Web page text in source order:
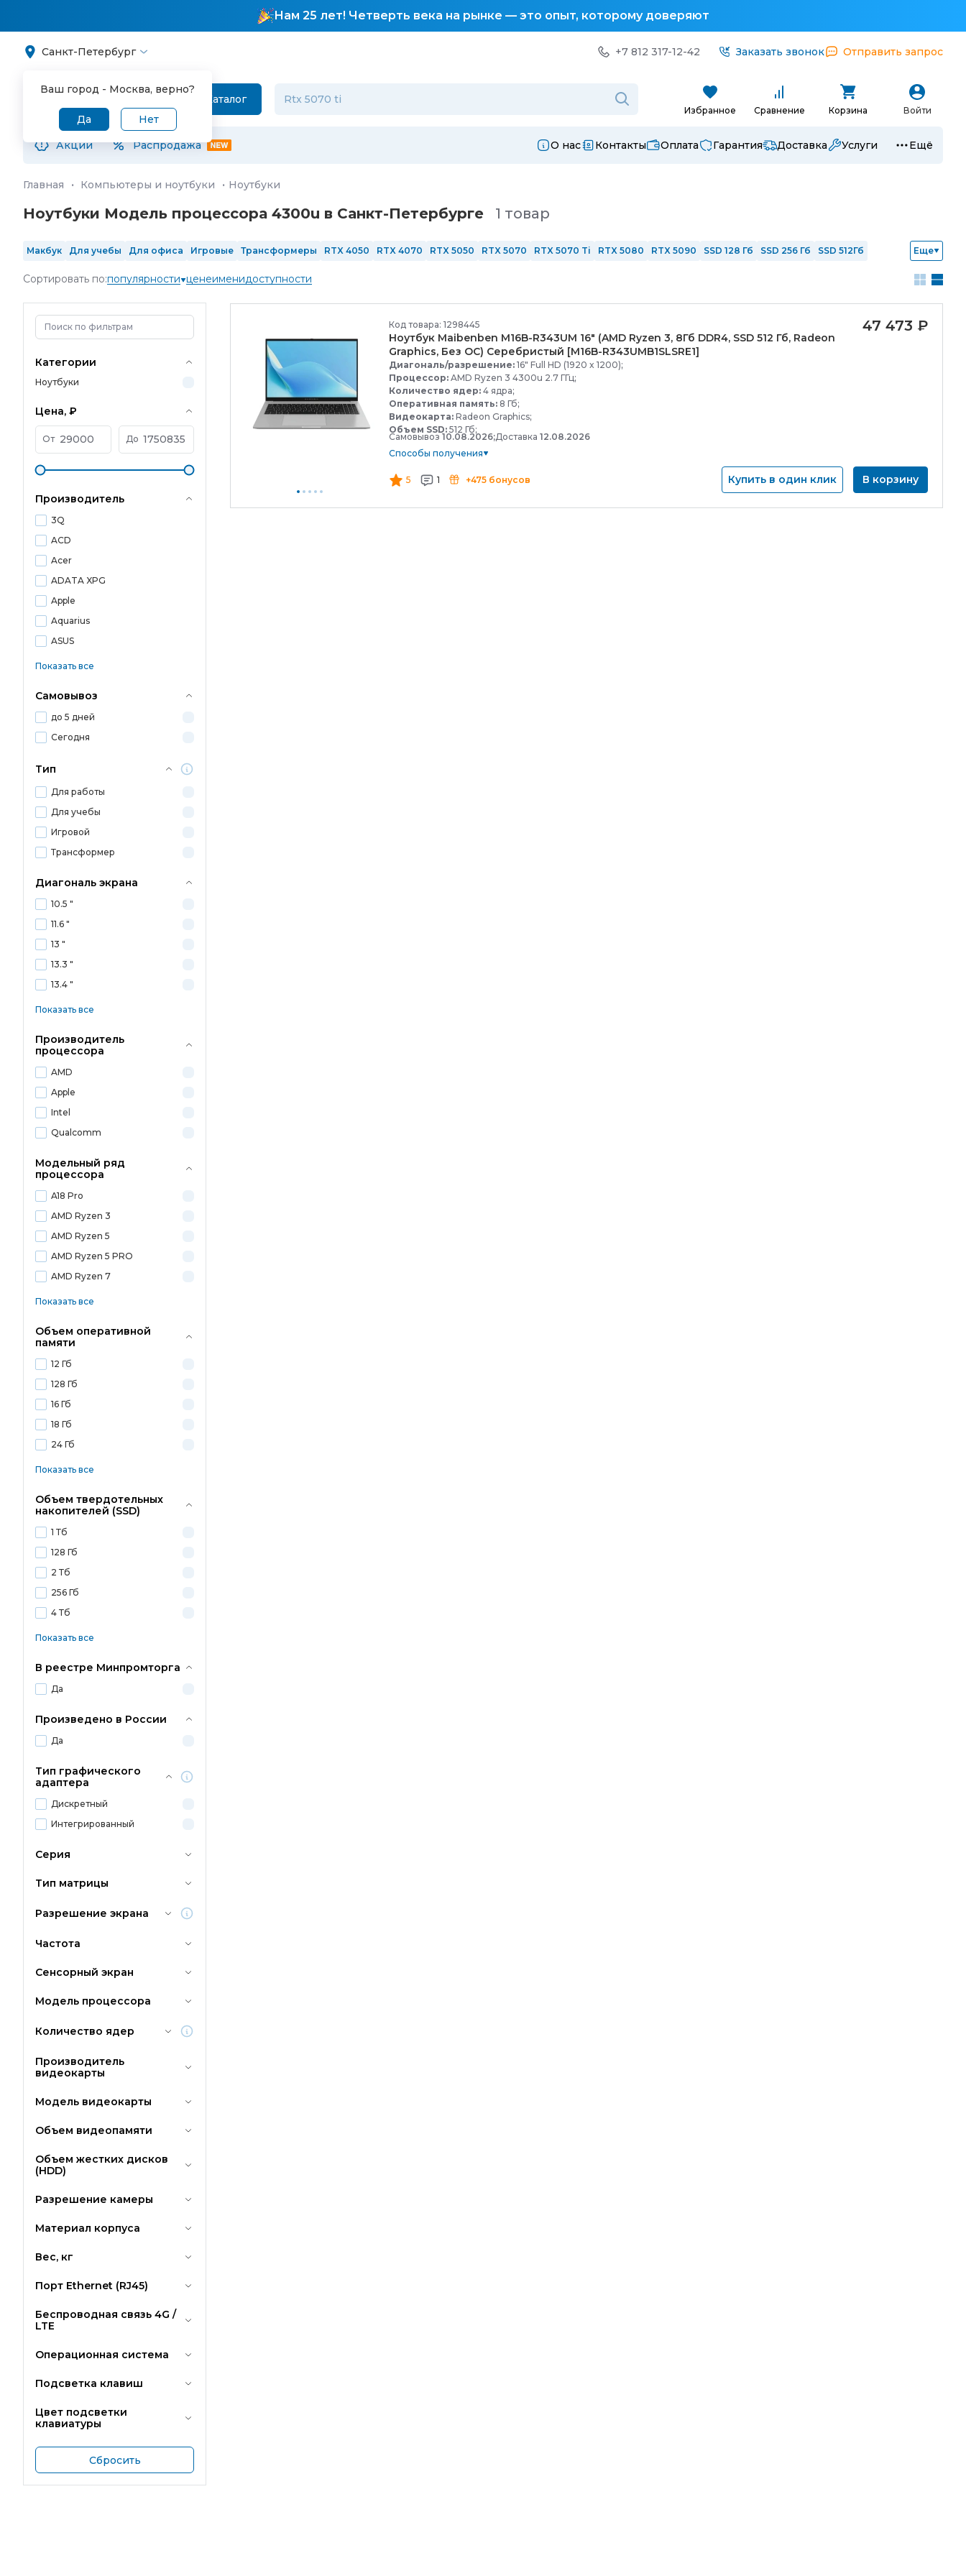
Нам 25 лет! Четверть века на рынке — это опыт, которому доверяют
Санкт-Петербург
Ваш город - Москва, верно?
Да Нет
+7 812 317-12-42 Заказать звонок Отправить запрос
Каталог
Избранное Сравнение Корзина Войти
Акции Распродажа О нас Контакты Оплата Гарантия Доставка Услуги Ещё
Главная · Компьютеры и ноутбуки · Ноутбуки
Ноутбуки Модель процессора 4300u в Санкт-Петербургe 1 товар
Макбук Для учебы Для офиса Игровые Трансформеры RTX 4050 RTX 4070 RTX 5050 RTX 5070 RTX 5070 Ti RTX 5080 RTX 5090 SSD 128 Гб SSD 256 Гб
SSD 512Гб
Еще
Сортировать по:популярности ценеименидоступности
Категории
Ноутбуки
Цена, ₽
От До
Производитель
3Q
ACD
Acer
ADATA XPG
Apple
Aquarius
ASUS
Показать все
Самовывоз
до 5 дней
Сегодня
Тип
Для работы
Для учебы
Игровой
Трансформер
Диагональ экрана
10.5 "
11.6 "
13 "
13.3 "
13.4 "
Показать все
Производитель
процессора
AMD
Apple
Intel
Qualcomm
Модельный ряд
процессора
A18 Pro
AMD Ryzen 3
AMD Ryzen 5
AMD Ryzen 5 PRO
AMD Ryzen 7
Показать все
Объем оперативной
памяти
12 Гб
128 Гб
16 Гб
18 Гб
24 Гб
Показать все
Объем твердотельных
накопителей (SSD)
1 Тб
128 Гб
2 Тб
256 Гб
4 Тб
Показать все
В реестре Минпромторга
Да
Произведено в России
Да
Тип графического
адаптера
Дискретный
Интегрированный
Серия
Тип матрицы
Разрешение экрана
Частота
Сенсорный экран
Модель процессора
Количество ядер
Производитель
видеокарты
Модель видеокарты
Объем видеопамяти
Объем жестких дисков
(HDD)
Разрешение камеры
Материал корпуса
Вес, кг
Порт Ethernet (RJ45)
Беспроводная связь 4G /
LTE
Операционная система
Подсветка клавиш
Цвет подсветки
клавиатуры
Сбросить
Код товара: 1298445
Ноутбук Maibenben M16B-R343UM 16" (AMD Ryzen 3, 8Гб DDR4, SSD 512 Гб, Radeon
Graphics, Без ОС) Серебристый [M16B-R343UMB1SLSRE1]
Диагональ/разрешение: 16" Full HD (1920 x 1200);
Процессор: AMD Ryzen 3 4300u 2.7 ГГц;
Количество ядер: 4 ядра;
Оперативная память: 8 Гб;
Видеокарта: Radeon Graphics;
Объем SSD: 512 Гб;
Самовывоз 10.08.2026;Доставка 12.08.2026
Способы получения
5 1 +475 бонусов
47 473 ₽
Купить в один клик В корзину